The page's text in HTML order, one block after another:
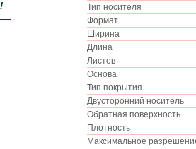
Тип носителя
Формат
Ширина
Длина
Листов
Основа
Тип покрытия
Двусторонний носитель
Обратная поверхность
Плотность
Максимальное